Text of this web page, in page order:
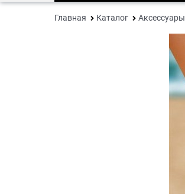
Главная Каталог Аксессуары